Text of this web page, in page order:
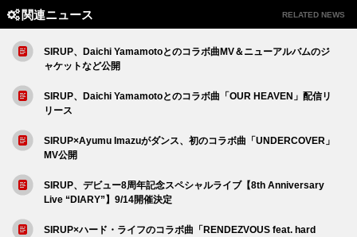
関連ニュース RELATED NEWS
SIRUP、Daichi Yamamotoとのコラボ曲MV＆ニューアルバムのジ
ャケットなど公開
SIRUP、Daichi Yamamotoとのコラボ曲「OUR HEAVEN」配信リ
リース
SIRUP×Ayumu Imazuがダンス、初のコラボ曲「UNDERCOVER」
MV公開
SIRUP、デビュー8周年記念スペシャルライブ【8th Anniversary
Live “DIARY”】9/14開催決定
SIRUP×ハード・ライフのコラボ曲「RENDEZVOUS feat. hard